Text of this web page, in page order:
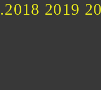
.2018 2019